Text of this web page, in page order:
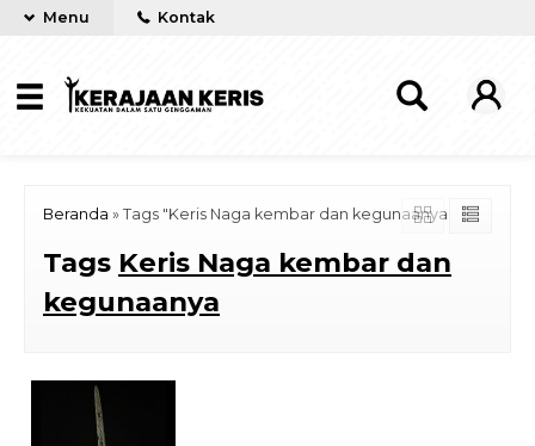
Menu Kontak
Beranda » Tags "Keris Naga kembar dan kegunaanya"
Tags Keris Naga kembar dan
kegunaanya